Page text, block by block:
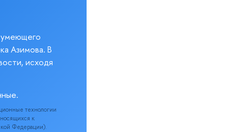
умеющего
Азимова. В
исходя
технологии
к
Федерации).